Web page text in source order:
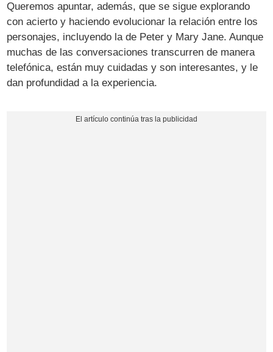
Queremos apuntar, además, que se sigue explorando
con acierto y haciendo evolucionar la relación entre los
personajes, incluyendo la de Peter y Mary Jane. Aunque
muchas de las conversaciones transcurren de manera
telefónica, están muy cuidadas y son interesantes, y le
dan profundidad a la experiencia.